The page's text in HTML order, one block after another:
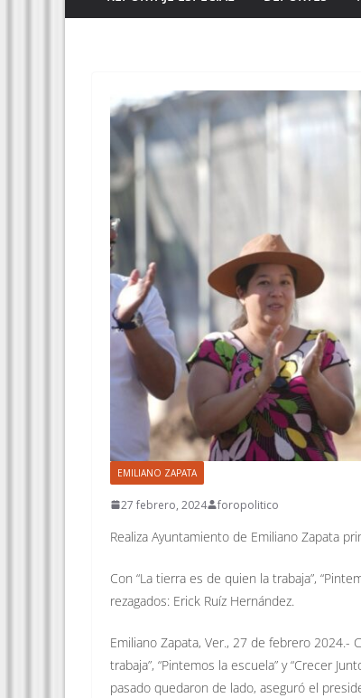
EMILIANO ZAPATA
27 febrero, 2024 foropolitico
Realiza Ayuntamiento de Emiliano Zapata
Con “La tierra es de quien la trabaja”,
rezagados: Erick Ruíz Hernández.
Emiliano Zapata, Ver., 27 de febrero 2024.-
trabaja”, “Pintemos la escuela” y “Crecer
pasado quedaron de lado, aseguró el